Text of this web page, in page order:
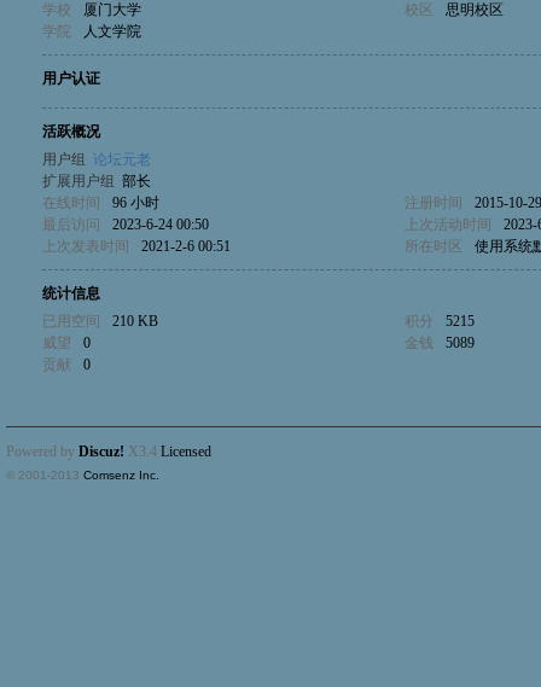
学校
厦门大学 校区
思明校区
学院
人文学院
用户认证
活跃概况
用户组 论坛元老
扩展用户组 部长
在线时间
96 小时 注册时间
2015-10-
最后访问
2023-6-24 00:50 上次活动时间
2023-
上次发表时间
2021-2-6 00:51 所在时区 使用系统
统计信息
已用空间
210 KB 积分
5215
威望
0 金钱
5089
贡献
0
Powered by Discuz! X3.4 Licensed
© 2001-2013 Comsenz Inc.